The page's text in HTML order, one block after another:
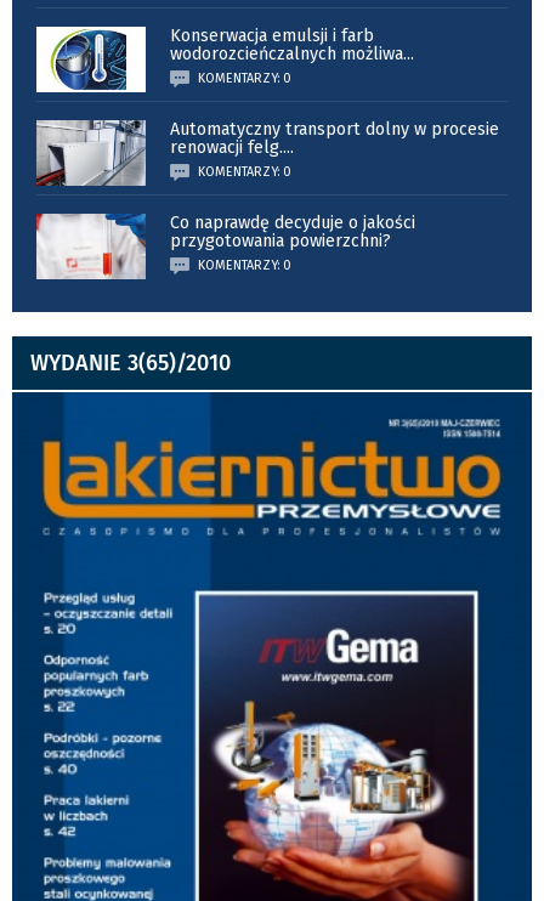
Konserwacja emulsji i farb
wodorozcieńczalnych możliwa...
KOMENTARZY: 0
Automatyczny transport dolny w procesie
renowacji felg....
KOMENTARZY: 0
Co naprawdę decyduje o jakości
przygotowania powierzchni?
KOMENTARZY: 0
WYDANIE 3(65)/2010